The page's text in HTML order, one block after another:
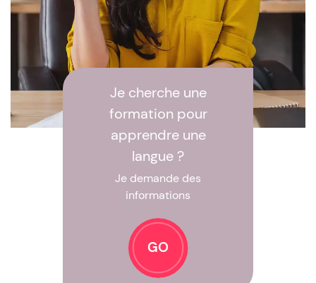
Je cherche une
formation pour
apprendre une
langue ?
Je demande des
informations
GO